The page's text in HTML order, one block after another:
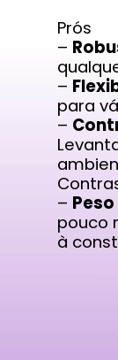
Prós
–
–
para
–
–
pouco
à